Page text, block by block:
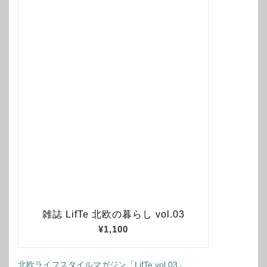
北欧ライフスタイルマガジン「LifTe vol.03」